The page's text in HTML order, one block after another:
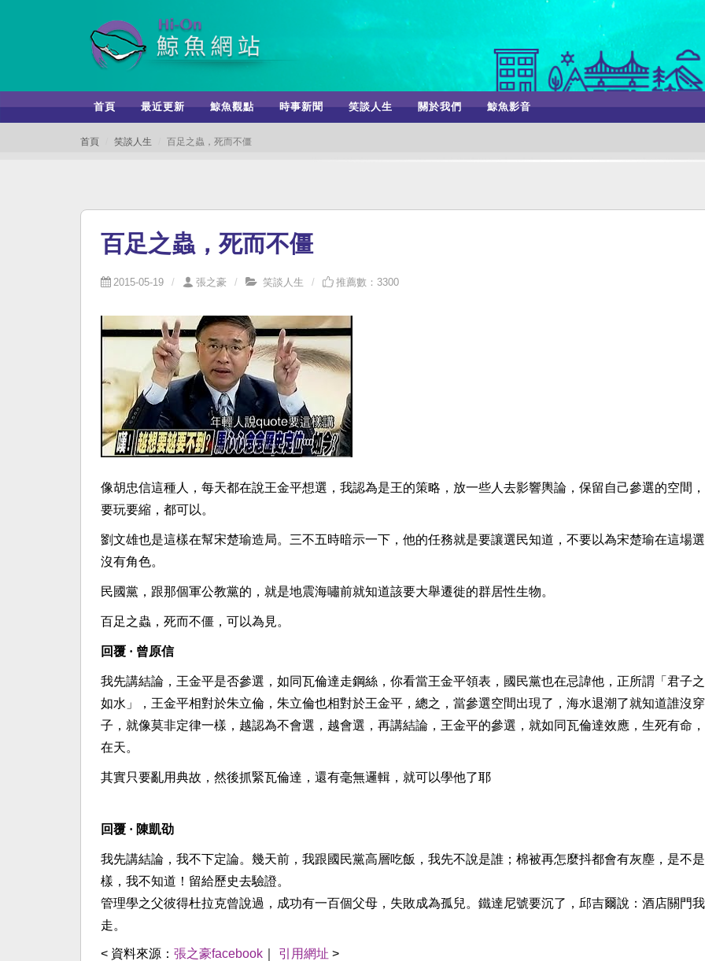
首頁 最近更新 鯨魚觀點 時事新聞 笑談人生 關於我們 鯨魚影音
首頁 笑談人生 百足之蟲，死而不僵
百足之蟲，死而不僵
2015-05-19 張之豪 笑談人生 推薦數：3300
像胡忠信這種人，每天都在說王金平想選，我認為是王的策略，放一些人去影響輿論，保留自己參選的空間
要玩要縮，都可以。
劉文雄也是這樣在幫宋楚瑜造局。三不五時暗示一下，他的任務就是要讓選民知道，不要以為宋楚瑜在這場
沒有角色。
民國黨，跟那個軍公教黨的，就是地震海嘯前就知道該要大舉遷徙的群居性生物。
百足之蟲，死而不僵，可以為見。
回覆 · 曾原信
我先講結論，王金平是否參選，如同瓦倫達走鋼絲，你看當王金平領表，國民黨也在忌諱他，正所謂「君子
如水」，王金平相對於朱立倫，朱立倫也相對於王金平，總之，當參選空間出現了，海水退潮了就知道誰沒
子，就像莫非定律一樣，越認為不會選，越會選，再講結論，王金平的參選，就如同瓦倫達效應，生死有命
在天。
其實只要亂用典故，然後抓緊瓦倫達，還有毫無邏輯，就可以學他了耶
回覆 · 陳凱劭
我先講結論，我不下定論。幾天前，我跟國民黨高層吃飯，我先不說是誰；棉被再怎麼抖都會有灰塵，是不
樣，我不知道！留給歷史去驗證。
管理學之父彼得杜拉克曾說過，成功有一百個父母，失敗成為孤兒。鐵達尼號要沉了，邱吉爾說：酒店關門
走。
< 資料來源： 張之豪facebook 引用網址 >